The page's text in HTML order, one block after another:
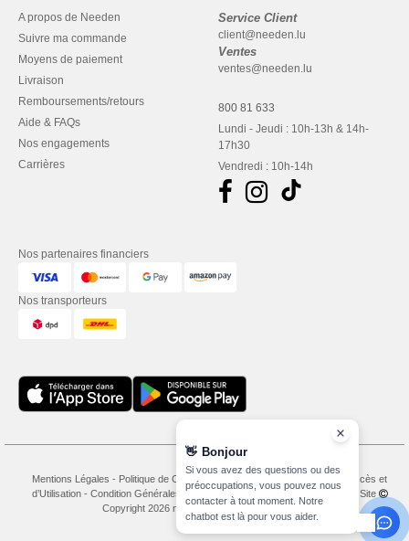
A propos de Needen
Suivre ma commande
Moyens de paiement
Livraison
Remboursements/retours
Aide & FAQs
Nos engagements
Carrières
Service Client
client@needen.lu
Ventes
ventes@needen.lu
800 81 633
Lundi - Jeudi : 10h-13h & 14h-
17h30
Vendredi : 10h-14h
Nos partenaires financiers
Nos transporteurs
Mentions Légales - Politique de Confidentialité
Conditions Générales d’Accès et
d’Utilisation- Condition Générales d'Achat - Politique de Cookies
Plan du Site
Copyright 2026 needen.lu - Tous droits réservés
👋 Bonjour
Si vous avez des questions ou des
préoccupations, vous pouvez nous
contacter à tout moment. Notre
chatbot est là pour vous aider.